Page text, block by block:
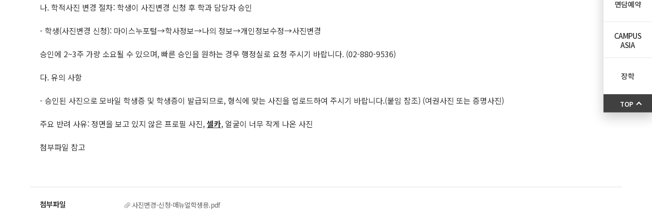
나. 학적사진 변경 절차: 학생이 사진변경 신청 후 학과 담당자 승인
- 학생(사진변경 신청): 마이스누포털→학사정보→나의 정보→개인정보수정→사진변경
승인에 2~3주 가량 소요될 수 있으며, 빠른 승인을 원하는 경우 행정실로 요청 주시기 바랍니다. (02-880-9536)
다. 유의 사항
- 승인된 사진으로 모바일 학생증 및 학생증이 발급되므로, 형식에 맞는 사진을 업로드하여 주시기 바랍니다.(붙임 참조) (여권사진 또는 증명사진)
주요 반려 사유: 정면을 보고 있지 않은 프로필 사진,셀카, 얼굴이 너무 작게 나온 사진
첨부파일 참고
사진변경-신청-매뉴얼학생용.pdf
면담예약
CAMPUS
ASIA
장학
TOP